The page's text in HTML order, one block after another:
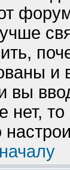
и
вы
нет,